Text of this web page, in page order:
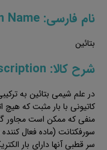
نام فارسی: Persian Name
بتائین
شرح کالا: Description
در علم شیمی بتائین به
کاتیونی با بار مثبت که هیچ
منفی که ممکن است مجاور